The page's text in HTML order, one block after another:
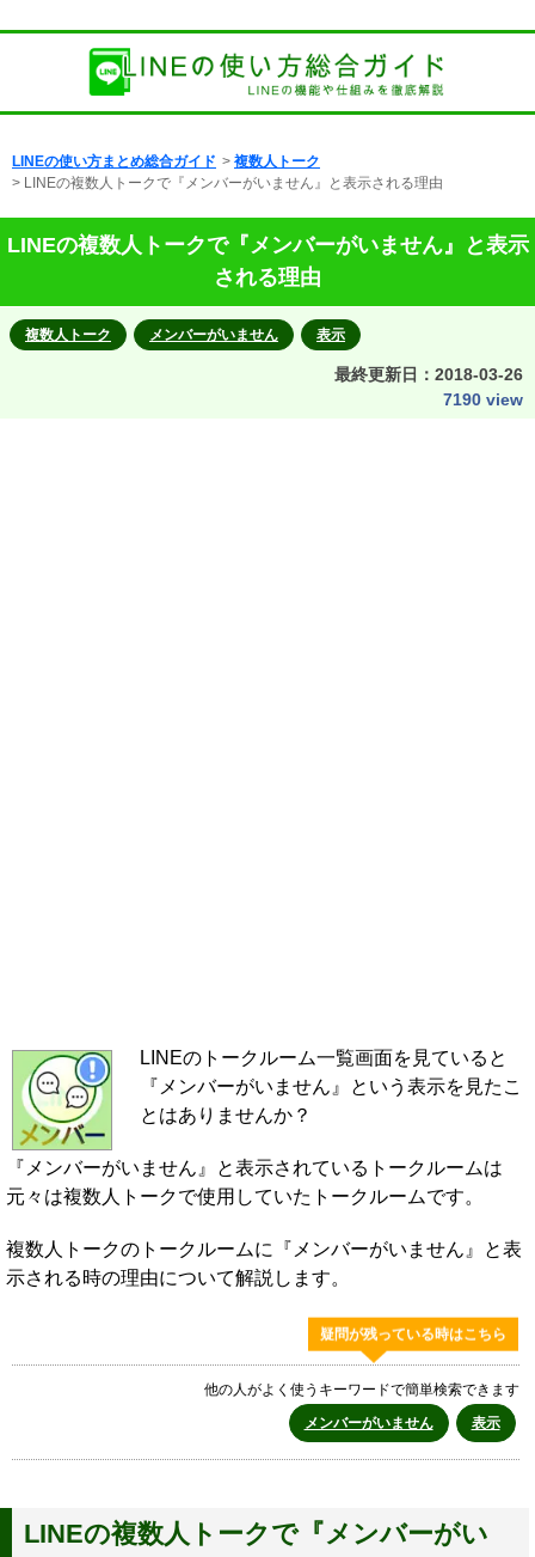
LINEの使い方まとめ総合ガイド > 複数人トーク
> LINEの複数人トークで『メンバーがいません』と表示される理由
LINEの複数人トークで『メンバーがいません』と表示
される理由
複数人トーク メンバーがいません 表示
最終更新日： 2018-03-26
7190 view
LINEのトークルーム一覧画面を見ていると
『メンバーがいません』という表示を見たこ
とはありませんか？
『メンバーがいません』と表示されているトークルームは
元々は複数人トークで使用していたトークルームです。
複数人トークのトークルームに『メンバーがいません』と表
示される時の理由について解説します。
疑問が残っている時はこちら
他の人がよく使うキーワードで簡単検索できます
メンバーがいません
表示
LINEの複数人トークで『メンバーがい